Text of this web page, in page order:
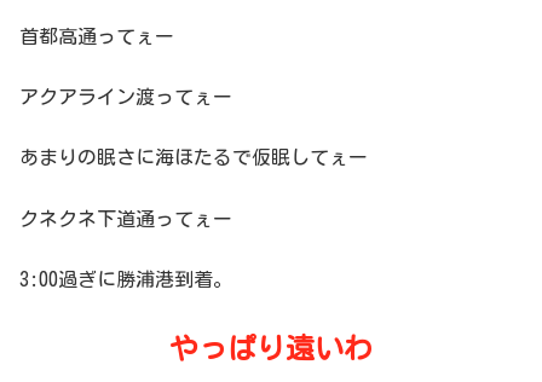
首都高通ってぇー
アクアライン渡ってぇー
あまりの眠さに海ほたるで仮眠してぇー
クネクネ下道通ってぇー
3:00過ぎに勝浦港到着。
やっぱり遠いわ